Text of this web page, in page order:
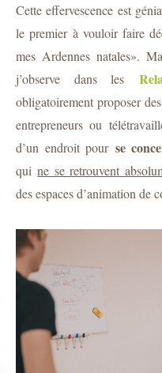
Cette effervescence est
le premier à vouloir faire
mes Ardennes natales». M
j’observe dans les
obligatoirement proposer
entrepreneurs ou
d’un endroit pour se
quine se retrouvent
des espaces d’animation de